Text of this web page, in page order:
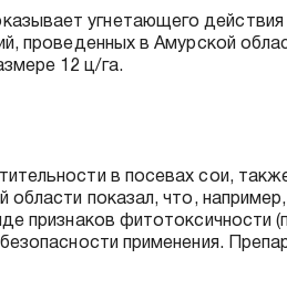
угнетающего действия
проведенных в Амурской
12 ц/га.
в посевах сои,
показал, что,
признаков фитотоксичности
применения.